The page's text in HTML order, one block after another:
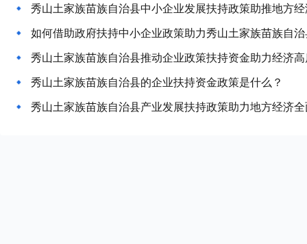
秀山土家族苗族自治县中小企业发展扶持政策助推地方
如何借助政府扶持中小企业政策助力秀山土家族苗族自
秀山土家族苗族自治县推动企业政策扶持资金助力经济
秀山土家族苗族自治县的企业扶持资金政策是什么？
秀山土家族苗族自治县产业发展扶持政策助力地方经济